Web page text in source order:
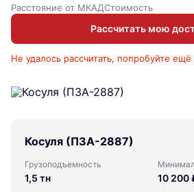
Расстояние от МКАДСтоимость
Рассчитать мою
Не удалось рассчитать, попробуйте ещё
Косуля (ПЗА-2887)
Грузоподъемность
1,5 тн 10 200